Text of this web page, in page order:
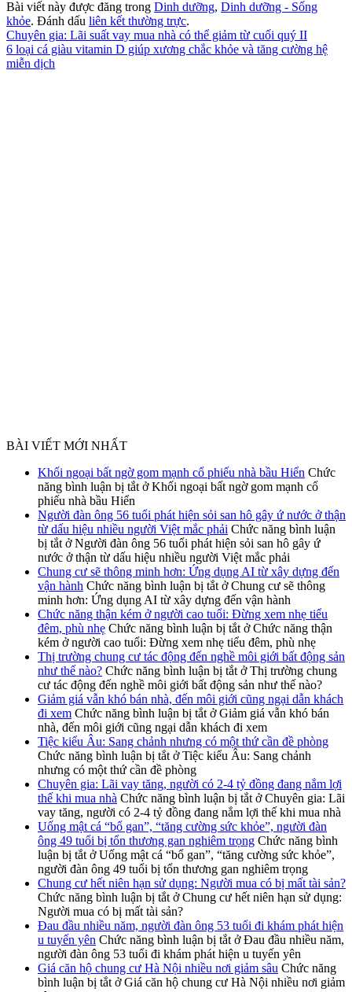
Bài viết này được đăng trong Dinh dưỡng, Dinh dưỡng - Sống
khỏe. Đánh dấu liên kết thường trực.
Chuyên gia: Lãi suất vay mua nhà có thể giảm từ cuối quý II
6 loại cá giàu vitamin D giúp xương chắc khỏe và tăng cường hệ
miễn dịch
BÀI VIẾT MỚI NHẤT
Khối ngoại bất ngờ gom mạnh cổ phiếu nhà bầu Hiển Chức
năng bình luận bị tắt ở Khối ngoại bất ngờ gom mạnh cổ
phiếu nhà bầu Hiển
Người đàn ông 56 tuổi phát hiện sỏi san hô gây ứ nước ở thận
từ dấu hiệu nhiều người Việt mắc phải Chức năng bình luận
bị tắt ở Người đàn ông 56 tuổi phát hiện sỏi san hô gây ứ
nước ở thận từ dấu hiệu nhiều người Việt mắc phải
Chung cư sẽ thông minh hơn: Ứng dụng AI từ xây dựng đến
vận hành Chức năng bình luận bị tắt ở Chung cư sẽ thông
minh hơn: Ứng dụng AI từ xây dựng đến vận hành
Chức năng thận kém ở người cao tuổi: Đừng xem nhẹ tiểu
đêm, phù nhẹ Chức năng bình luận bị tắt ở Chức năng thận
kém ở người cao tuổi: Đừng xem nhẹ tiểu đêm, phù nhẹ
Thị trường chung cư tác động đến nghề môi giới bất động sản
như thế nào? Chức năng bình luận bị tắt ở Thị trường chung
cư tác động đến nghề môi giới bất động sản như thế nào?
Giảm giá vẫn khó bán nhà, đến môi giới cũng ngại dẫn khách
đi xem Chức năng bình luận bị tắt ở Giảm giá vẫn khó bán
nhà, đến môi giới cũng ngại dẫn khách đi xem
Tiệc kiểu Âu: Sang chảnh nhưng có một thứ cần đề phòng
Chức năng bình luận bị tắt ở Tiệc kiểu Âu: Sang chảnh
nhưng có một thứ cần đề phòng
Chuyên gia: Lãi vay tăng, người có 2-4 tỷ đồng đang nắm lợi
thế khi mua nhà Chức năng bình luận bị tắt ở Chuyên gia: Lãi
vay tăng, người có 2-4 tỷ đồng đang nắm lợi thế khi mua nhà
Uống mật cá “bổ gan”, “tăng cường sức khỏe”, người đàn
ông 49 tuổi bị tổn thương gan nghiêm trọng Chức năng bình
luận bị tắt ở Uống mật cá “bổ gan”, “tăng cường sức khỏe”,
người đàn ông 49 tuổi bị tổn thương gan nghiêm trọng
Chung cư hết niên hạn sử dụng: Người mua có bị mất tài sản?
Chức năng bình luận bị tắt ở Chung cư hết niên hạn sử dụng:
Người mua có bị mất tài sản?
Đau đầu nhiều năm, người đàn ông 53 tuổi đi khám phát hiện
u tuyến yên Chức năng bình luận bị tắt ở Đau đầu nhiều năm,
người đàn ông 53 tuổi đi khám phát hiện u tuyến yên
Giá căn hộ chung cư Hà Nội nhiều nơi giảm sâu Chức năng
bình luận bị tắt ở Giá căn hộ chung cư Hà Nội nhiều nơi giảm